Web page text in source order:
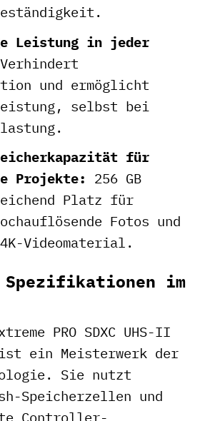
Leistung in jeder
Verhindert
und ermöglicht
selbst bei
für
Projekte: 256 GB
Platz für
Fotos und
Videomaterial.
Spezifikationen im
PRO SDXC UHS-II
ist ein Meisterwerk der
Sie nutzt
Speicherzellen und
Controller-